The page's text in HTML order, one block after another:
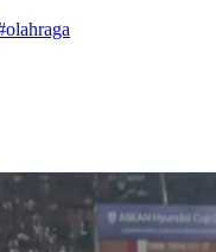
olahraga